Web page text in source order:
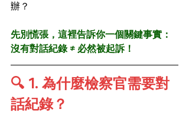
辦？
先別慌張，這裡告訴你一個關鍵事實：
沒有對話紀錄 ≠ 必然被起訴！
🔍 1. 為什麼檢察官需要對
話紀錄？